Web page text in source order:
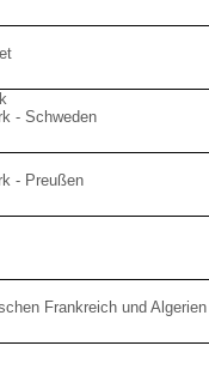
- Schweden
- Preußen
Frankreich und Algerien